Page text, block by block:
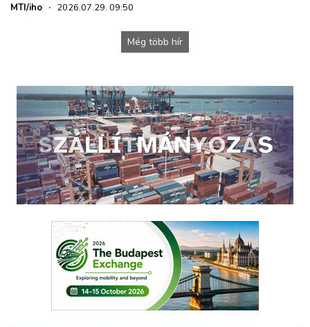
MTI/iho · 2026.07.29. 09:50
Még több hír